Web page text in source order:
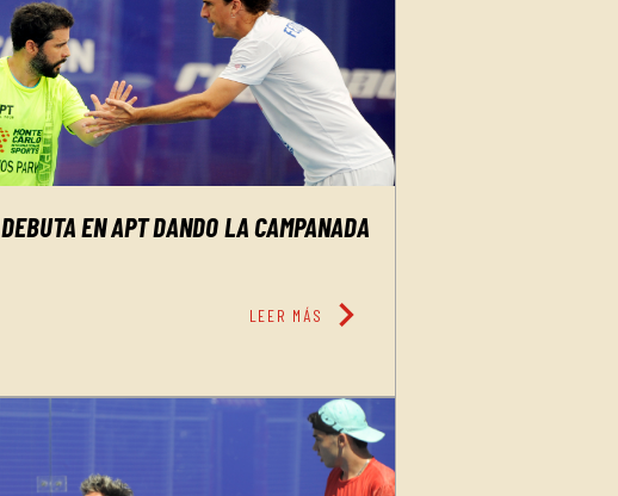
EN APT DANDO LA CAMPANADA
LEER MÁS chevron_right